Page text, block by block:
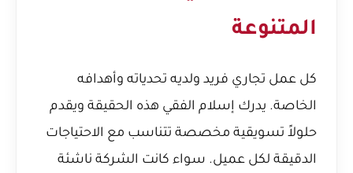
المتنوعة
كل عمل تجاري فريد ولديه تحدياته وأهدافه
الخاصة. يدرك إسلام الفقي هذه الحقيقة ويقدم
حلولاً تسويقية مخصصة تتناسب مع الاحتياجات
الدقيقة لكل عميل. سواء كانت الشركة ناشئة